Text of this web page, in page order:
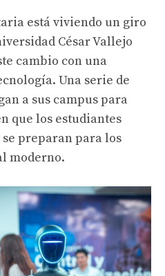
está viviendo un giro
César Vallejo
cambio con una
Una serie de
a sus campus para
que los estudiantes
preparan para los
moderno.